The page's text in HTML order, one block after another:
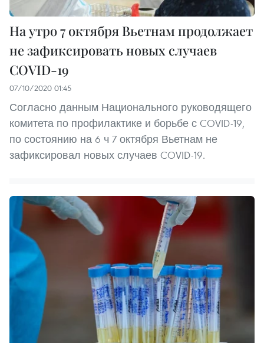
На утро 7 октября Вьетнам продолжает
не зафиксировать новых случаев
COVID-19
07/10/2020 01:45
Согласно данным Национального руководящего
комитета по профилактике и борьбе с COVID-19,
по состоянию на 6 ч 7 октября Вьетнам не
зафиксировал новых случаев COVID-19.